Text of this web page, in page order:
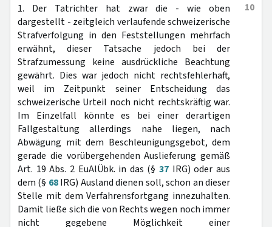
10
1. Der Tatrichter hat zwar die - wie oben
dargestellt - zeitgleich verlaufende schweizerische
Strafverfolgung in den Feststellungen mehrfach
erwähnt, dieser Tatsache jedoch bei der
Strafzumessung keine ausdrückliche Beachtung
gewährt. Dies war jedoch nicht rechtsfehlerhaft,
weil im Zeitpunkt seiner Entscheidung das
schweizerische Urteil noch nicht rechtskräftig war.
Im Einzelfall könnte es bei einer derartigen
Fallgestaltung allerdings nahe liegen, nach
Abwägung mit dem Beschleunigungsgebot, dem
gerade die vorübergehenden Auslieferung gemäß
Art. 19 Abs. 2 EuAlÜbk. in das (§37 IRG) oder aus
dem (§ 68IRG) Ausland dienen soll, schon an dieser
Stelle mit dem Verfahrensfortgang innezuhalten.
Damit ließe sich die von Rechts wegen noch immer
nicht gegebene Möglichkeit einer